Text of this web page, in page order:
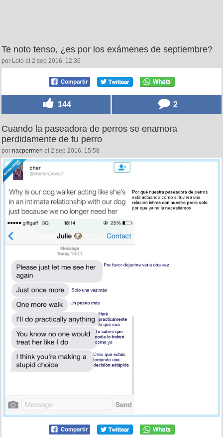
Te noto tenso, ¿es por los exámenes de septiembre?
por Lolo el 2 sep 2016, 12:36
144 2
Cuando la paseadora de perros se enamora
perdidamente de tu perro
por nacpermen el 2 sep 2016, 15:58